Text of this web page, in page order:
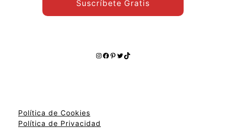
Suscríbete Gratis
Instagram
Facebook
Pinterest
Twitter
TikTok
Política de Cookies
Política de Privacidad